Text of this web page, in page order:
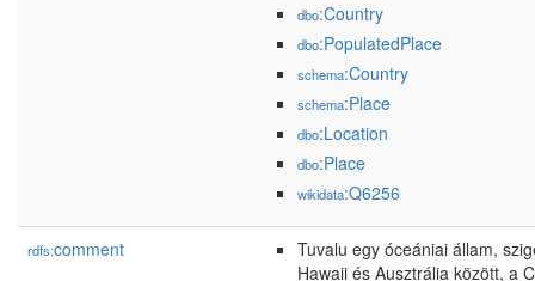
dbo:Country
dbo:PopulatedPlace
schema:Country
schema:Place
dbo:Location
dbo:Place
wikidata:Q6256
rdfs:comment
Tuvalu egy óceániai állam,
Hawaii és Ausztrália között, a